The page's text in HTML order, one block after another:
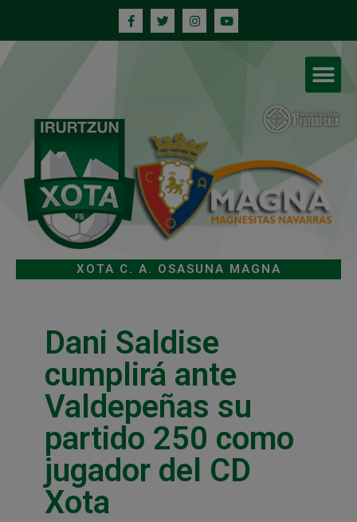
XOTA C. A. OSASUNA MAGNA
Dani Saldise
cumplirá ante
Valdepeñas su
partido 250 como
jugador del CD
Xota